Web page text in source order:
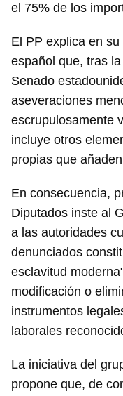
el 75% de los
El PP explica en
español que, tras
Senado
aseveraciones
escrupulosamente
incluye otros
propias que
En consecuencia,
Diputados inste al
a las autoridades
denunciados
esclavitud
modificación o
instrumentos
laborales
La iniciativa del
propone que, de